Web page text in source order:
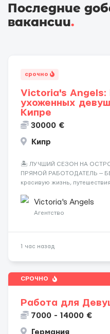
Последние
вакансии.
срочно
Victoria's Angels:
ухоженных
Кипре
30000 €
Кипр
🏝️ ЛУЧШИЙ СЕЗОН НА
ПРЯМОЙ РАБОТОДАТЕЛЬ —
красивую жизнь,
Опытная команда с годами
клиентов (без ...
Victoria's Angels
Агентство
1 час назад
СРОЧНО
Работа для
7000 - 14000 €
Германия